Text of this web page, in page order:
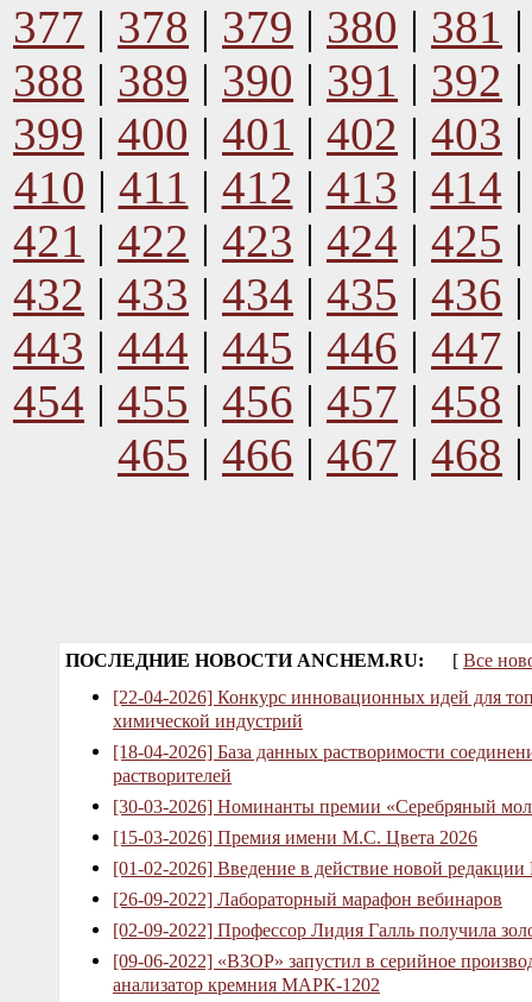
377 | 378 | 379 | 380 | 381
388 | 389 | 390 | 391 | 392
399 | 400 | 401 | 402 | 403
410 | 411 | 412 | 413 | 414
421 | 422 | 423 | 424 | 425
432 | 433 | 434 | 435 | 436
443 | 444 | 445 | 446 | 447
454 | 455 | 456 | 457 | 458
465 | 466 | 467 | 468
ПОСЛЕДНИЕ НОВОСТИ ANCHEM.RU: [ Все
[22-04-2026] Конкурс инновационных идей для
химической индустрий
[18-04-2026] База данных растворимости
растворителей
[30-03-2026] Номинанты премии «Серебряный
[15-03-2026] Премия имени М.С. Цвета 2026
[01-02-2026] Введение в действие новой
[26-09-2022] Лабораторный марафон вебинаров
[02-09-2022] Профессор Лидия Галль получила
[09-06-2022] «ВЗОР» запустил в серийное
анализатор кремния МАРК-1202